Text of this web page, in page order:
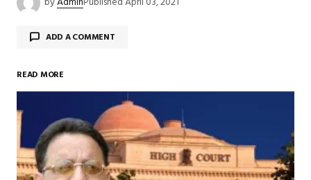
ADD A COMMENT
Your email address will not be published.Required
fields are marked*
Comment
READ MORE